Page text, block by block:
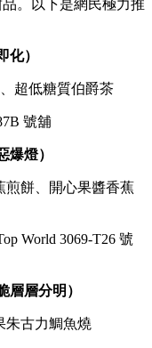
。以下是網民極力推
化）
超低糖質伯爵茶
號舖
爆燈）
煎餅、開心果醬香蕉
World 3069-T26 號
層層分明）
朱古力鯛魚燒